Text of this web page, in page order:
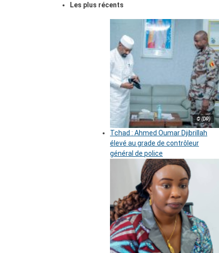
Les plus récents
© (DR)
Tchad : Ahmed Oumar Djibrillah
élevé au grade de contrôleur
général de police